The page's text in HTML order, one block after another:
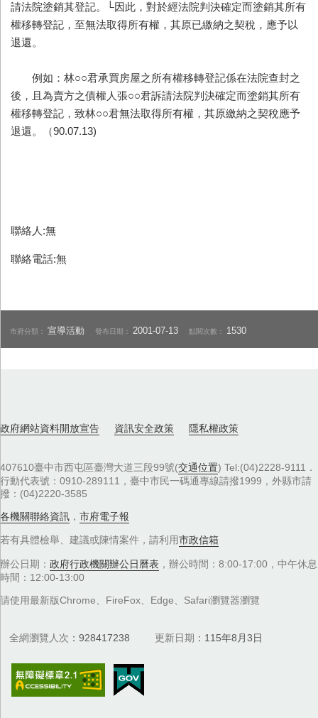
請法院塗銷其登記。└因此，對於經法院判決確定而塗銷其所有
權移轉登記，至無法取得所有權，其原已繳納之契稅，應予以
退還。
例如：林○○君承買房屋之所有權移轉登記係在法院查封之
後，且為賣方之債權人張○○君訴請法院判決確定而塗銷其所有
權移轉登記，致林○○君無法取得所有權，其原繳納之契稅應予
退還。（90.07.13)
聯絡人:無
聯絡電話:無
市府分類：宣導活動 發布日期： 2001-07-13 點閱次數： 1530
政府網站資料開放宣告 資訊安全政策 隱私權政策
407610臺中市西屯區臺灣大道三段99號(交通位置) Tel:(04)2228-9111．
行動代表號：0910-289111，臺中市民一碼通專線請撥1999，外縣市請
撥：(04)2220-3585
各機關聯絡資訊 ， 市府電子報
若有具體檢舉、建議或陳情案件，請利用市政信箱
辦公日期： 政府行政機關辦公日曆表 ，辦公時間：8:00-17:00，中午休息
時間：12:00-13:00
請使用最新版Chrome、FireFox、Edge、Safari瀏覽器瀏覽
全網瀏覽人次 928417238 更新日期 115年8月3日